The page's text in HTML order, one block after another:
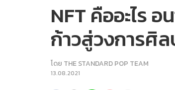
NFT คืออะไร
ก้าวสู่วงการศิ
โดย THE STANDARD POP TEAM
13.08.2021